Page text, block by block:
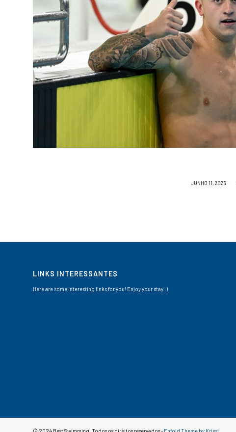
JUNHO 11, 2026
/
LINKS INTERESSANTES
Here are some interesting links for you! Enjoy your stay :)
© 2024 Best Swimming. Todos os direitos reservados - Enfold Theme by Kriesi